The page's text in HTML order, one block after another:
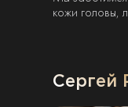
кожи головы,
Сергей